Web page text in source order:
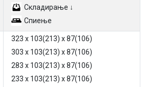
Складирање ↓
Спиење
323 х 103(213) х 87(106)
303 х 103(213) х 87(106)
283 х 103(213) х 87(106)
233 х 103(213) х 87(106)